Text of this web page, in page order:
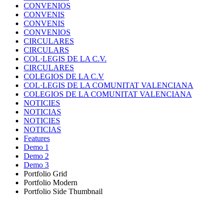
CONVENIOS
CONVENIS
CONVENIS
CONVENIOS
CIRCULARES
CIRCULARS
COL·LEGIS DE LA C.V.
CIRCULARES
COLEGIOS DE LA C.V
COL·LEGIS DE LA COMUNITAT VALENCIANA
COLEGIOS DE LA COMUNITAT VALENCIANA
NOTICIES
NOTICIAS
NOTICIES
NOTICIAS
Features
Demo 1
Demo 2
Demo 3
Portfolio Grid
Portfolio Modern
Portfolio Side Thumbnail